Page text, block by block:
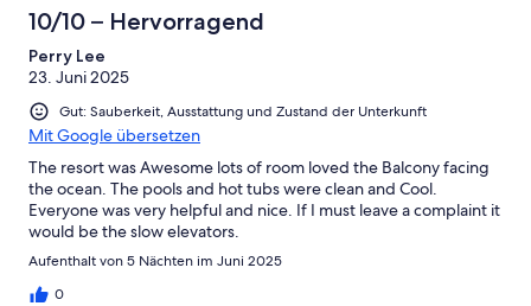
10/10 – Hervorragend
Perry Lee
23. Juni 2025
Gut: Sauberkeit, Ausstattung und Zustand der Unterkunft
Mit Google übersetzen
The resort was Awesome lots of room loved the Balcony facing
the ocean. The pools and hot tubs were clean and Cool.
Everyone was very helpful and nice. If I must leave a complaint it
would be the slow elevators.
Aufenthalt von 5 Nächten im Juni 2025
0